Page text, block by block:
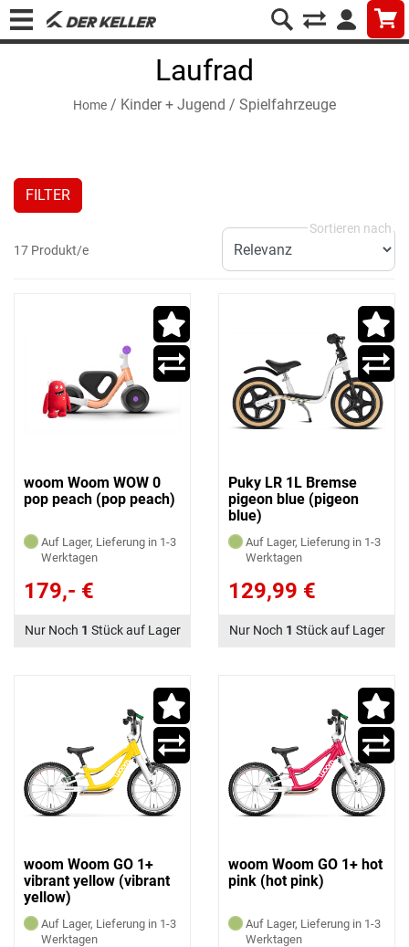
Laufrad
Home / Kinder + Jugend / Spielfahrzeuge
FILTER
17 Produkt/e
woom Woom WOW 0
pop peach (pop peach)
Auf Lager, Lieferung in 1-3
Werktagen
179,- €
Nur Noch 1 Stück auf Lager
Puky LR 1L Bremse
pigeon blue (pigeon
blue)
Auf Lager, Lieferung in 1-3
Werktagen
129,99 €
Nur Noch 1 Stück auf Lager
woom Woom GO 1+
vibrant yellow (vibrant
yellow)
Auf Lager, Lieferung in 1-3
Werktagen
woom Woom GO 1+ hot
pink (hot pink)
Auf Lager, Lieferung in 1-3
Werktagen